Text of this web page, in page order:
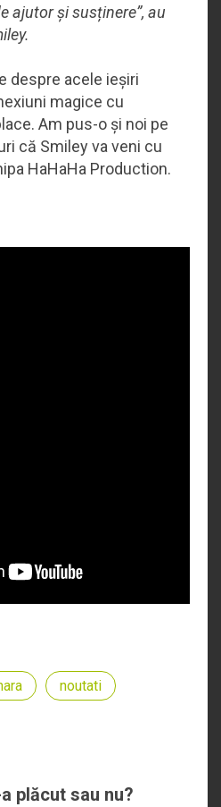
ajutor și susținere”, au
despre acele ieșiri
magice cu
Am pus-o și noi pe
că Smiley va veni cu
HaHaHa Production.
noutati
plăcut sau nu?